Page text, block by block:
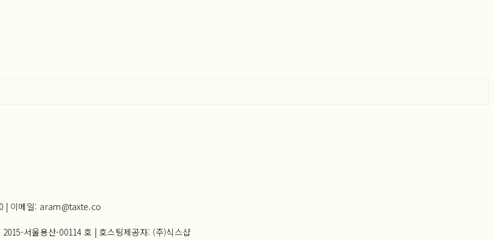
| 이메일: aram@taxte.co
2015-서울용산-00114 호 | 호스팅제공자: (주)식스샵